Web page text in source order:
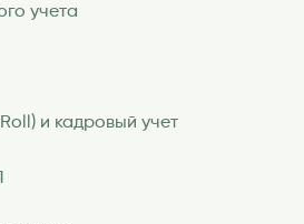
учета
и кадровый учет